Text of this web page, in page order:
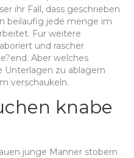
ihr Fall, dass geschrieben
beilaufig jede menge im
Fur weitere
und rascher
Aber welches
zu ablagern
verschaukeln.
knabe
junge Manner stobern